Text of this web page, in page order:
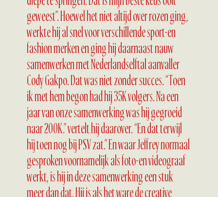
geweest”. Hoewel het niet altijd over rozen ging,
werkte hij al snel voor verschillende sport-en
fashion merken en ging hij daarnaast nauw
samenwerken met Nederlandselftal aanvaller
Cody Gakpo. Dat was niet zonder succes. “Toen
ik met hem begon had hij 35K volgers. Na een
jaar van onze samenwerking was hij gegroeid
naar 200K.” vertelt hij daarover. “En dat terwijl
hij toen nog bij PSV zat.” En waar Jeffrey normaal
gesproken voornamelijk als foto-en videograaf
werkt, is hij in deze samenwerking een stuk
meer dan dat. Hij is als het ware de creative